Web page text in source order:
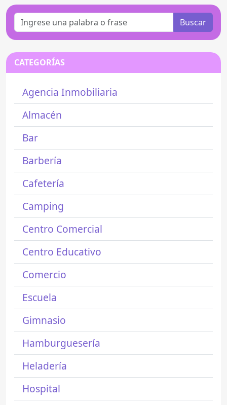
Buscar
CATEGORÍAS
Agencia Inmobiliaria
Almacén
Bar
Barbería
Cafetería
Camping
Centro Comercial
Centro Educativo
Comercio
Escuela
Gimnasio
Hamburguesería
Heladería
Hospital